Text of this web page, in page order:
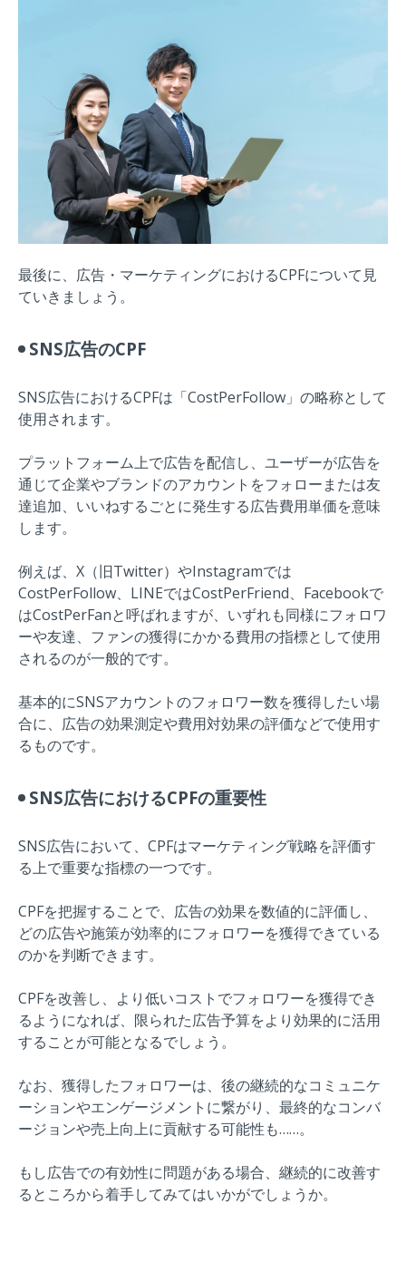
最後に、広告・マーケティングにおけるCPFについて見
ていきましょう。
SNS広告のCPF
SNS広告におけるCPFは「CostPerFollow」の略称として
使用されます。
プラットフォーム上で広告を配信し、ユーザーが広告を
通じて企業やブランドのアカウントをフォローまたは友
達追加、いいねするごとに発生する広告費用単価を意味
します。
例えば、X（旧Twitter）やInstagramでは
CostPerFollow、LINEではCostPerFriend、Facebookで
はCostPerFanと呼ばれますが、いずれも同様にフォロワ
ーや友達、ファンの獲得にかかる費用の指標として使用
されるのが一般的です。
基本的にSNSアカウントのフォロワー数を獲得したい場
合に、広告の効果測定や費用対効果の評価などで使用す
るものです。
SNS広告におけるCPFの重要性
SNS広告において、CPFはマーケティング戦略を評価す
る上で重要な指標の一つです。
CPFを把握することで、広告の効果を数値的に評価し、
どの広告や施策が効率的にフォロワーを獲得できている
のかを判断できます。
CPFを改善し、より低いコストでフォロワーを獲得でき
るようになれば、限られた広告予算をより効果的に活用
することが可能となるでしょう。
なお、獲得したフォロワーは、後の継続的なコミュニケ
ーションやエンゲージメントに繋がり、最終的なコンバ
ージョンや売上向上に貢献する可能性も……。
もし広告での有効性に問題がある場合、継続的に改善す
るところから着手してみてはいかがでしょうか。